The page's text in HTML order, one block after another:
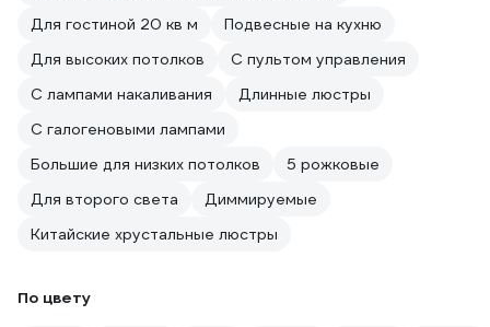
Для гостиной 20 кв м
Подвесные на кухню
Для высоких потолков
С пультом управления
С лампами накаливания
Длинные люстры
С галогеновыми лампами
Большие для низких потолков
5 рожковые
Для второго света
Диммируемые
Китайские хрустальные люстры
По цвету